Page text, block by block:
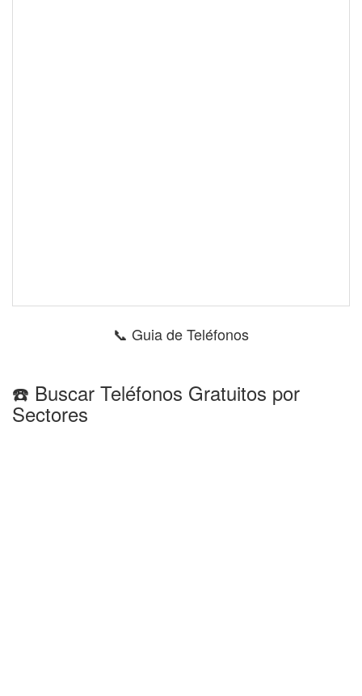
📞 Guia de Teléfonos
☎️ Buscar Teléfonos Gratuitos por
Sectores